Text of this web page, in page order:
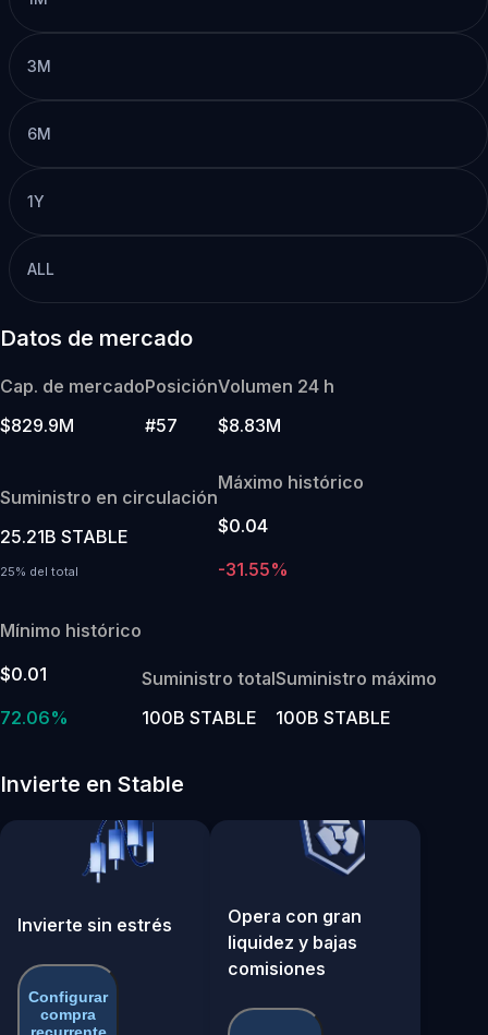
3M
6M
1Y
ALL
Datos de mercado
Cap. de mercado
$829.9M
Posición
#57
Volumen 24 h
$8.83M
Suministro en circulación
25.21B STABLE
25% del total
Máximo histórico
$0.04
-31.55%
Mínimo histórico
$0.01
72.06%
Suministro total
100B STABLE
Suministro máximo
100B STABLE
Invierte en Stable
Invierte sin estrés
Configurar
compra
recurrente
Opera con gran
liquidez y bajas
comisiones